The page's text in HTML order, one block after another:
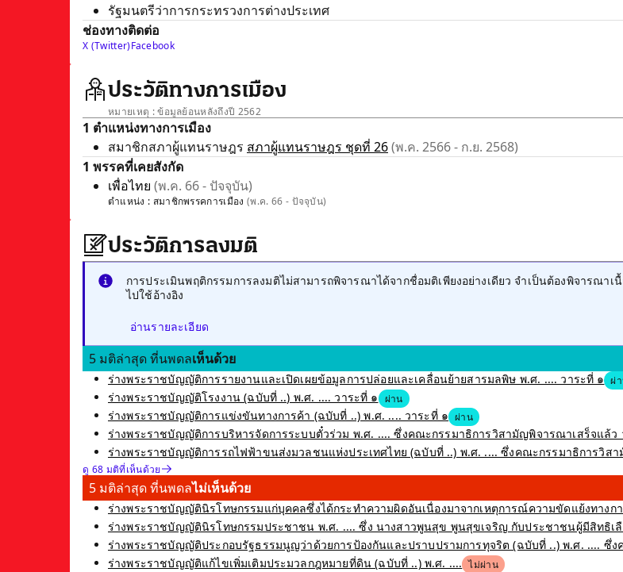
รัฐมนตรีว่าการกระทรวงการต่างประเทศ
ช่องทางติดต่อ
X (Twitter)Facebook
ประวัติทางการเมือง
หมายเหตุ : ข้อมูลย้อนหลังถึงปี 2562
1 ตำแหน่งทางการเมือง
สมาชิกสภาผู้แทนราษฎร สภาผู้แทนราษฎร ชุดที่ 26(พ.ค. 2566 - ก.ย. 2568)
1 พรรคที่เคยสังกัด
เพื่อไทย (พ.ค. 66 - ปัจจุบัน)
ตำแหน่ง : สมาชิกพรรคการเมือง(พ.ค. 66 - ปัจจุบัน)
ประวัติการลงมติ
การประเมินพฤติกรรมการลงมติไม่สามารถพิจารณาได้จากชื่อมติเพียงอย่างเดียว จำเป็นต้องพิจารณ
ไปใช้อ้างอิง
อ่านรายละเอียด
5 มติล่าสุด ที่นพดลเห็นด้วย
ร่างพระราชบัญญัติการรายงานและเปิดเผยข้อมูลการปล่อยและเคลื่อนย้ายสารมลพิษ พ.ศ. .... วาระที่ ๑ ผ่
ร่างพระราชบัญญัติโรงงาน (ฉบับที่ ..) พ.ศ. .... วาระที่ ๑ ผ่าน
ร่างพระราชบัญญัติการแข่งขันทางการค้า (ฉบับที่ ..) พ.ศ. .... วาระที่ ๑ ผ่าน
ร่างพระราชบัญญัติการบริหารจัดการระบบตั๋วร่วม พ.ศ. .... ซึ่งคณะกรรมาธิการวิสามัญพิจารณาเสร็จแล้ว
ร่างพระราชบัญญัติการรถไฟฟ้าขนส่งมวลชนแห่งประเทศไทย (ฉบับที่ ..) พ.ศ. .... ซึ่งคณะกรรมาธิการวิส
ดู 68 มติที่เห็นด้วย
5 มติล่าสุด ที่นพดลไม่เห็นด้วย
ร่างพระราชบัญญัตินิรโทษกรรมแก่บุคคลซึ่งได้กระทำความผิดอันเนื่องมาจากเหตุการณ์ความขัดแย้งทาง
ร่างพระราชบัญญัตินิรโทษกรรมประชาชน พ.ศ. .... ซึ่ง นางสาวพูนสุข พูนสุขเจริญ กับประชาชนผู้มีสิทธิเ
ร่างพระราชบัญญัติประกอบรัฐธรรมนูญว่าด้วยการป้องกันและปราบปรามการทุจริต (ฉบับที่ ..) พ.ศ. .... ซึ่
ร่างพระราชบัญญัติแก้ไขเพิ่มเติมประมวลกฎหมายที่ดิน (ฉบับที่ ..) พ.ศ. .... ไม่ผ่าน